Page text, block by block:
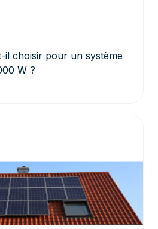
il choisir pour un système
W ?